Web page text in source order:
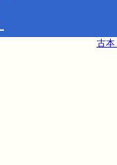
古本